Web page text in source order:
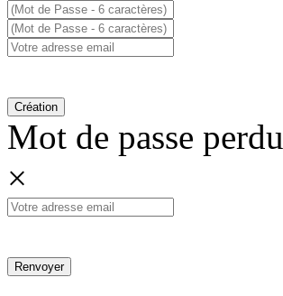
Création
Mot de passe perdu
×
Renvoyer